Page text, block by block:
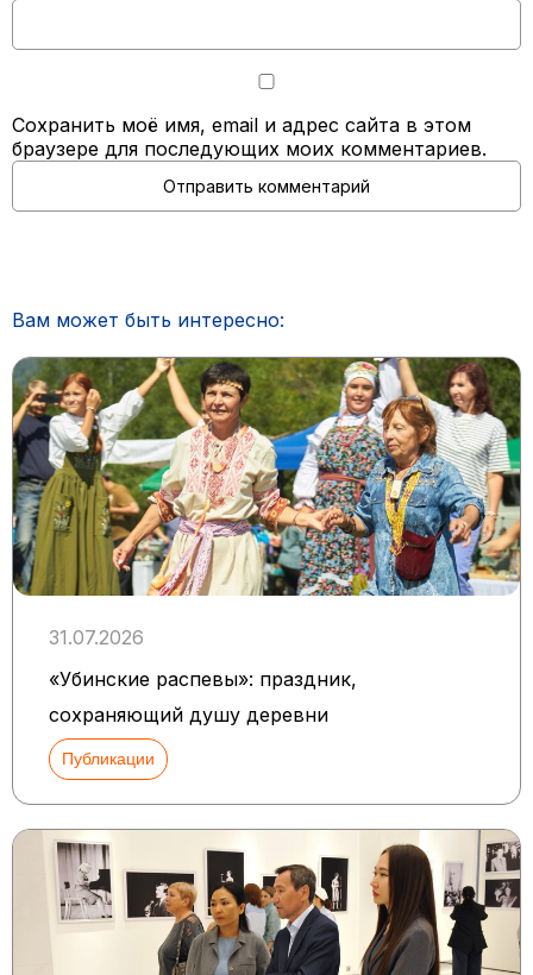
Сохранить моё имя, email и адрес сайта в этом
браузере для последующих моих комментариев.
Вам может быть интересно:
31.07.2026
«Убинские распевы»: праздник,
сохраняющий душу деревни
Публикации